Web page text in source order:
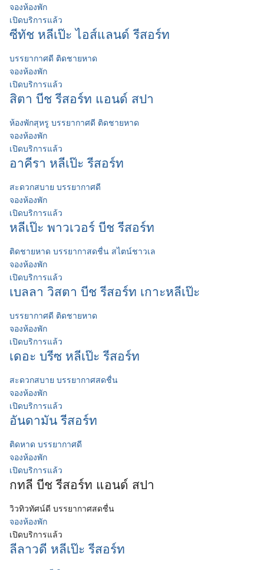
จองห้องพัก
เปิดบริการแล้ว
ซีทัช หลีเป๊ะ ไอส์แลนด์ รีสอร์ท
บรรยากาศดี ติดชายหาด
จองห้องพัก
เปิดบริการแล้ว
สิตา บีช รีสอร์ท แอนด์ สปา
ห้องพักสุหรู บรรยากาศดี ติดชายหาด
จองห้องพัก
เปิดบริการแล้ว
อาคีรา หลีเป๊ะ รีสอร์ท
สะดวกสบาย บรรยากาศดี
จองห้องพัก
เปิดบริการแล้ว
หลีเป๊ะ พาวเวอร์ บีช รีสอร์ท
ติดชายหาด บรรยากาสดชื่น สไตน์ชาวเล
จองห้องพัก
เปิดบริการแล้ว
เบลลา วิสตา บีช รีสอร์ท เกาะหลีเป๊ะ
บรรยากาศดี ติดชายหาด
จองห้องพัก
เปิดบริการแล้ว
เดอะ บรีซ หลีเป๊ะ รีสอร์ท
สะดวกสบาย บรรยากาศสดชื่น
จองห้องพัก
เปิดบริการแล้ว
อันดามัน รีสอร์ท
ติดหาด บรรยากาศดี
จองห้องพัก
เปิดบริการแล้ว
กทลี บีช รีสอร์ท แอนด์ สปา
วิวทิวทัศน์ดี บรรยากาศสดชื่น
จองห้องพัก
เปิดบริการแล้ว
ลีลาวดี หลีเป๊ะ รีสอร์ท